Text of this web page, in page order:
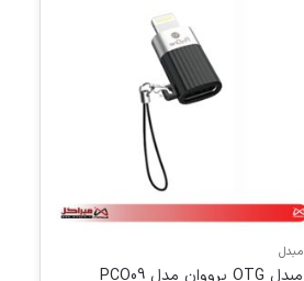
مبدل
مبدل OTG پرووان مدل PCO09